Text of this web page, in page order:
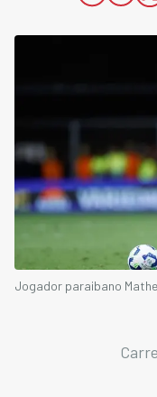
Jogador paraibano